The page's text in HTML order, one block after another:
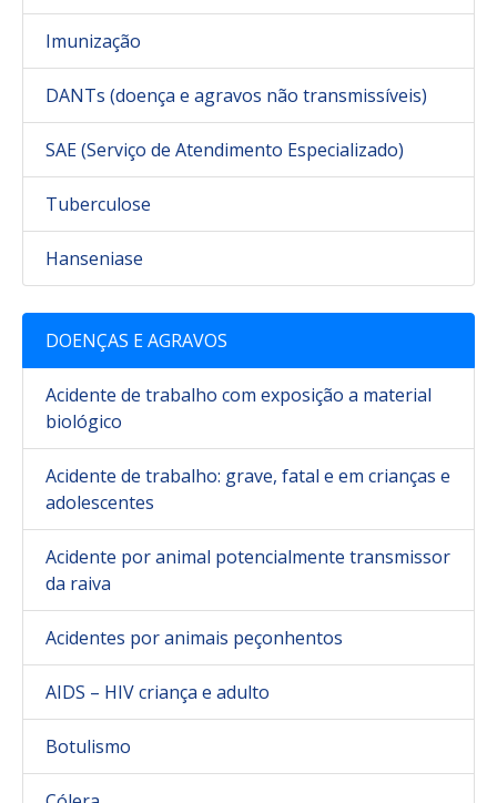
Imunização
DANTs (doença e agravos não transmissíveis)
SAE (Serviço de Atendimento Especializado)
Tuberculose
Hanseniase
DOENÇAS E AGRAVOS
Acidente de trabalho com exposição a material
biológico
Acidente de trabalho: grave, fatal e em crianças e
adolescentes
Acidente por animal potencialmente transmissor
da raiva
Acidentes por animais peçonhentos
AIDS – HIV criança e adulto
Botulismo